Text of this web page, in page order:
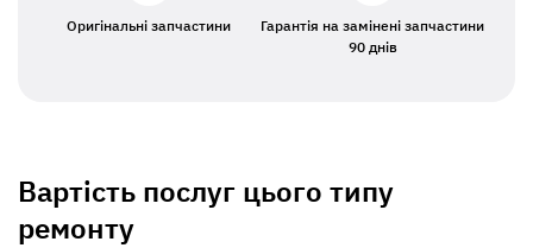
Оригінальні запчастини
Гарантія на замінені запчастини
90 днів
Вартість послуг цього типу
ремонту